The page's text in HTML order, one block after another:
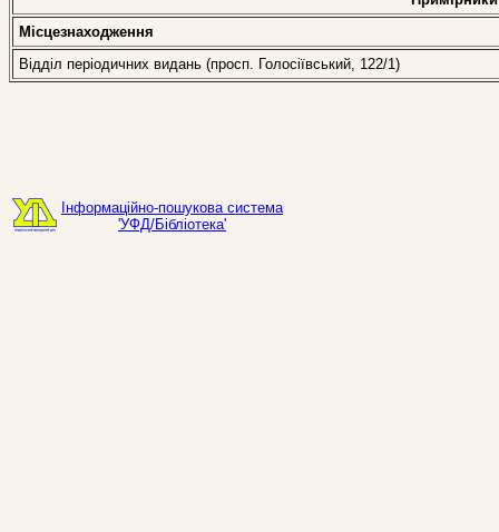
Місцезнаходження
Відділ періодичних видань (просп. Голосіївський, 122/1)
Інформаційно-пошукова система
'УФД/Бібліотека'